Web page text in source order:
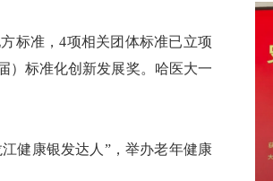
标准，4项相关团体标准已立项
）标准化创新发展奖。哈医大一
健康银发达人”，举办老年健康